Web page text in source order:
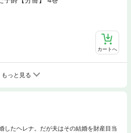
カートへ
もっと見る
したヘレナ。だが夫はその結婚を財産目当